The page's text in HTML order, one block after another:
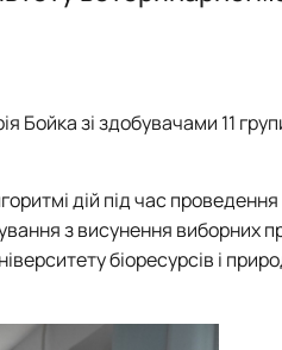
Звіти
План
Звіти
Звіти
Бойка зі здобувачами 11
дій під час
з висунення виборних
біоресурсів і